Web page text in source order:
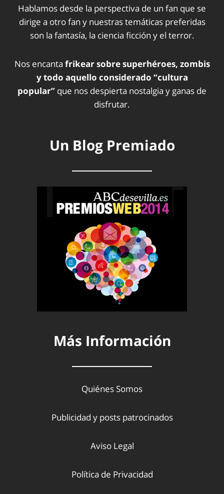
Hablamos desde la perspectiva de un fan que se
dirige a otro fan y nuestras temáticas preferidas
son la fantasía, la ciencia ficción y el terror.
Nos encanta frikear sobre superhéroes, zombis
y todo aquello considerado “cultura
popular” que nos despierta nostalgia y ganas de
disfrutar.
Un Blog Premiado
Más Información
Quiénes Somos
Publicidad y posts patrocinados
Aviso Legal
Política de Privacidad